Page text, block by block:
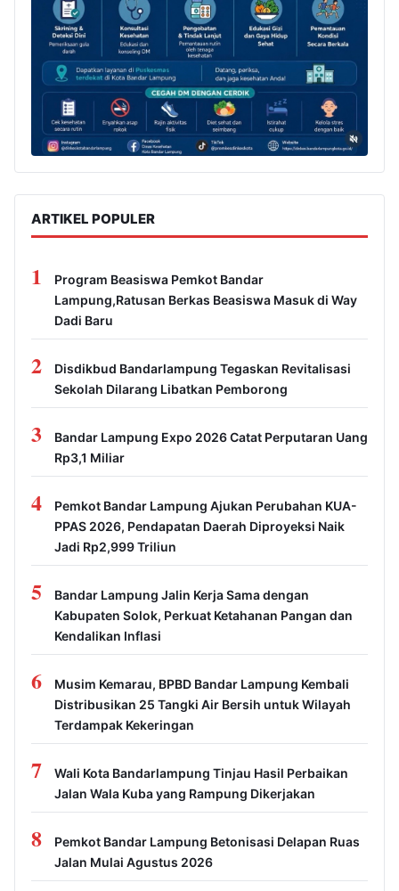
ARTIKEL POPULER
1
Program Beasiswa Pemkot Bandar
Lampung,Ratusan Berkas Beasiswa Masuk di Way
Dadi Baru
2
Disdikbud Bandarlampung Tegaskan Revitalisasi
Sekolah Dilarang Libatkan Pemborong
3
Bandar Lampung Expo 2026 Catat Perputaran Uang
Rp3,1 Miliar
4
Pemkot Bandar Lampung Ajukan Perubahan KUA-
PPAS 2026, Pendapatan Daerah Diproyeksi Naik
Jadi Rp2,999 Triliun
5
Bandar Lampung Jalin Kerja Sama dengan
Kabupaten Solok, Perkuat Ketahanan Pangan dan
Kendalikan Inflasi
6
Musim Kemarau, BPBD Bandar Lampung Kembali
Distribusikan 25 Tangki Air Bersih untuk Wilayah
Terdampak Kekeringan
7
Wali Kota Bandarlampung Tinjau Hasil Perbaikan
Jalan Wala Kuba yang Rampung Dikerjakan
8
Pemkot Bandar Lampung Betonisasi Delapan Ruas
Jalan Mulai Agustus 2026